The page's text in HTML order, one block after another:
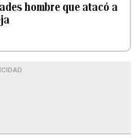
hombre que atacó a